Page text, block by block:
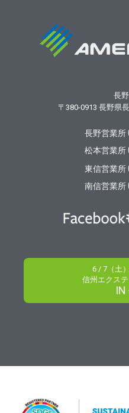
長
〒380-0913 長野県
長野営業所
松本営業所
東信営業所
南信営業所
6 / 7（土
信州エクス
IN